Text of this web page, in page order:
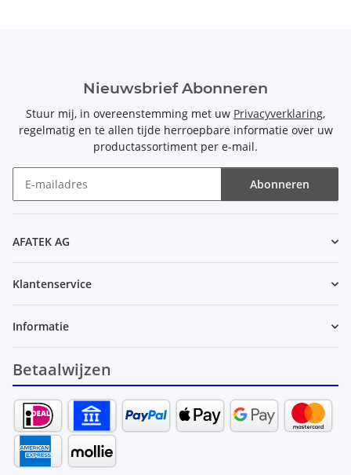
Nieuwsbrief Abonneren
Stuur mij, in overeenstemming met uw Privacyverklaring,
regelmatig en te allen tijde herroepbare informatie over uw
productassortiment per e-mail.
Abonneren
AFATEK AG
Klantenservice
Informatie
Betaalwijzen